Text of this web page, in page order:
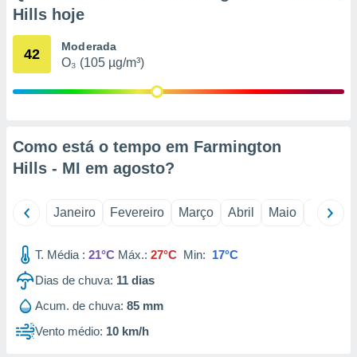
qual se
ou opor-
qualquer
de
ou aceder
num
para
Hills hoje
42 Moderada
O₃ (105 µg/m³)
Como está o tempo em Farmington
Hills - MI em agosto?
Janeiro Fevereiro Março Abril Maio Junho
T. Média : 21°C Máx.: 27°C Min: 17°C
Dias de chuva: 11 dias
Acum. de chuva: 85 mm
Vento médio: 10 km/h